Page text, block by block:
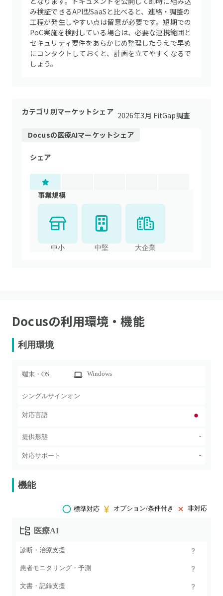
み検証できるAPI型SaaSと比べると、連絡・調整の
工程が発生しやすい点は留意が必要です。短期での
PoC実施を検討している場合は、必要な連携範囲と
セキュリティ要件をあらかじめ整理したうえで早め
にコンタクトしておくと、計画を立てやすくなるで
しょう。
カテゴリ別マーケットシェア 2026年3月 FitGap調査
Docusの医療AIマーケットシェア
シェア
事業規模
中小 中堅 大企業
Docusの利用環境・機能
利用環境
端末・OS Windows
シングルサインオン
対応言語
提供形態 -
対応サポート -
機能
標準対応 オプション/条件付き 非対応
医療AI
診断・治療支援
患者モニタリング・予測
文書・記録支援